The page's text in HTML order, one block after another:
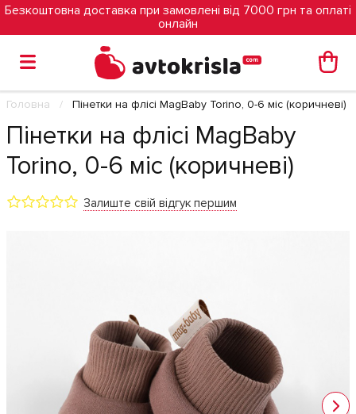
Безкоштовна доставка при замовлені від 7000 грн та оплаті
онлайн
Головна Пінетки на флісі MagBaby Torino, 0-6 міс (коричневі)
Пінетки на флісі MagBaby
Torino, 0-6 міс (коричневі)
Залиште свій відгук першим